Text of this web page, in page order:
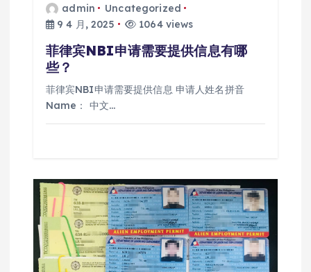
admin
Uncategorized
9 4 月, 2025
1064 views
菲律宾NBI申请需要提供信息有哪
些？
菲律宾NBI申请需要提供信息 申请人姓名拼音
Name： 中文…